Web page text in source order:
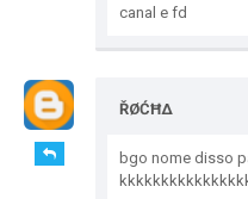
canal e fd
ŘØĆĦΔ
bgo nome disso